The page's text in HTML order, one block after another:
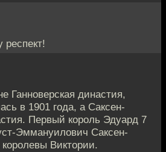
респект!
Ганноверская династия,
в 1901 года, а Саксен-
Первый король Эдуард 7
Эммануилович Саксен-
Виктории.